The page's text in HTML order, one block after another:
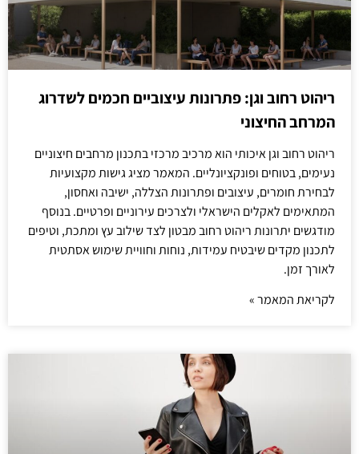
ריהוט רחוב וגן: פתרונות עיצוביים חכמים לשדרוג
המרחב החיצוני
ריהוט רחוב וגן איכותי הוא מרכיב מרכזי בתכנון מרחבים חיצוניים
נעימים, בטוחים ופונקציונליים. המאמר מציג גישות מקצועיות
לבחירת חומרים, עיצובים ופתרונות הצללה, ישיבה ואחסון,
המתאימים לאקלים הישראלי ולצרכים עירוניים ופרטיים. בנוסף
מודגשים יתרונות ריהוט רחוב מבטון לצד שילוב עץ ומתכת, וטיפים
לתכנון מקדים שיבטיח עמידות, נוחות וחוויית שימוש אסתטית
לאורך זמן.
לקריאת המאמר »